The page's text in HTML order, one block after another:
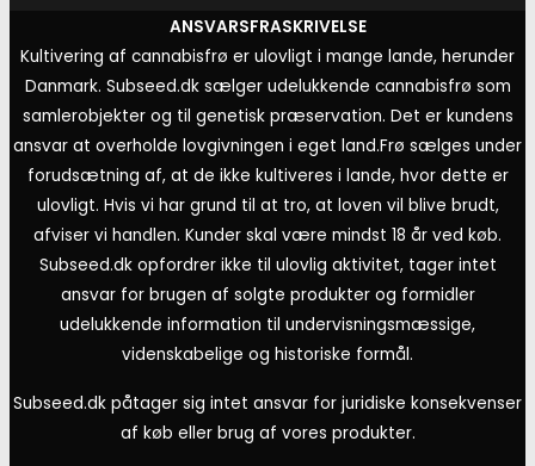
ANSVARSFRASKRIVELSE
Kultivering af cannabisfrø er ulovligt i mange lande, herunder
Danmark. Subseed.dk sælger udelukkende cannabisfrø som
samlerobjekter og til genetisk præservation. Det er kundens
ansvar at overholde lovgivningen i eget land.Frø sælges under
forudsætning af, at de ikke kultiveres i lande, hvor dette er
ulovligt. Hvis vi har grund til at tro, at loven vil blive brudt,
afviser vi handlen. Kunder skal være mindst 18 år ved køb.
Subseed.dk opfordrer ikke til ulovlig aktivitet, tager intet
ansvar for brugen af solgte produkter og formidler
udelukkende information til undervisningsmæssige,
videnskabelige og historiske formål.
Subseed.dk påtager sig intet ansvar for juridiske konsekvenser
af køb eller brug af vores produkter.